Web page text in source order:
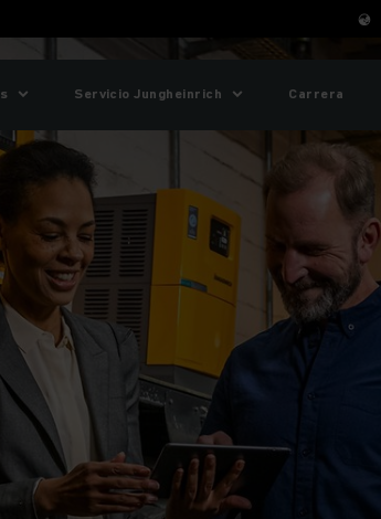
Servicio Jungheinrich Carrera